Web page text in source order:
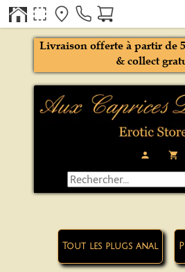
person local_grocery_store
Livraison offerte à partir de
& collect
Tout les plugs anal